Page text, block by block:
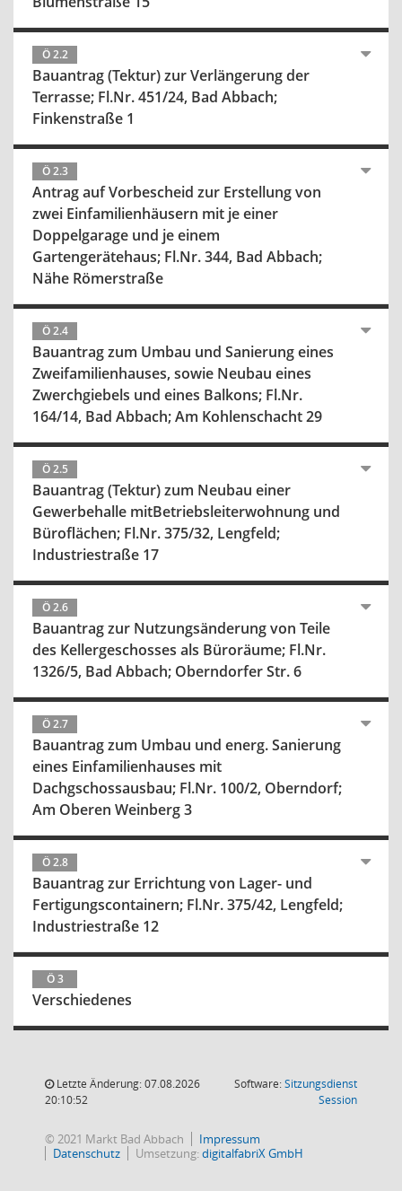
Ö 2.2
Bauantrag (Tektur) zur Verlängerung der
Terrasse; Fl.Nr. 451/24, Bad Abbach;
Finkenstraße 1
Ö 2.3
Antrag auf Vorbescheid zur Erstellung von
zwei Einfamilienhäusern mit je einer
Doppelgarage und je einem
Gartengerätehaus; Fl.Nr. 344, Bad Abbach;
Nähe Römerstraße
Ö 2.4
Bauantrag zum Umbau und Sanierung eines
Zweifamilienhauses, sowie Neubau eines
Zwerchgiebels und eines Balkons; Fl.Nr.
164/14, Bad Abbach; Am Kohlenschacht 29
Ö 2.5
Bauantrag (Tektur) zum Neubau einer
Gewerbehalle mitBetriebsleiterwohnung und
Büroflächen; Fl.Nr. 375/32, Lengfeld;
Industriestraße 17
Ö 2.6
Bauantrag zur Nutzungsänderung von Teile
des Kellergeschosses als Büroräume; Fl.Nr.
1326/5, Bad Abbach; Oberndorfer Str. 6
Ö 2.7
Bauantrag zum Umbau und energ. Sanierung
eines Einfamilienhauses mit
Dachgschossausbau; Fl.Nr. 100/2, Oberndorf;
Am Oberen Weinberg 3
Ö 2.8
Bauantrag zur Errichtung von Lager- und
Fertigungscontainern; Fl.Nr. 375/42, Lengfeld;
Industriestraße 12
Ö 3
Verschiedenes
Letzte Änderung: 07.08.2026
20:10:52
Software:Sitzungsdienst
Session(Wird in
© 2021 Markt Bad Abbach
Impressum
Datenschutz
Umsetzung:digitalfabriX GmbH